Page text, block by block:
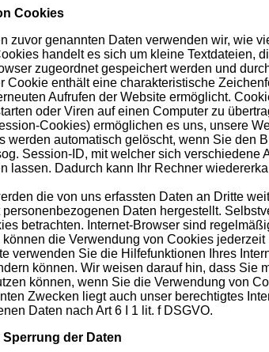
Cookies
zuvor genannten Daten verwenden wir, wie
handelt es sich um kleine Textdateien,
zugeordnet gespeichert werden und
Cookie enthält eine charakteristische
Aufrufen der Website ermöglicht.
oder Viren auf einen Computer zu
Cookies) ermöglichen es uns, unsere
werden automatisch gelöscht, wenn Sie den
Session-ID, mit welcher sich verschiedene
lassen. Dadurch kann Ihr Rechner
die von uns erfassten Daten an Dritte
personenbezogenen Daten hergestellt.
betrachten. Internet-Browser sind
die Verwendung von Cookies
verwenden Sie die Hilfefunktionen Ihres
können. Wir weisen darauf hin, dass Sie
können, wenn Sie die Verwendung von
Zwecken liegt auch unser berechtigtes
Daten nach Art 6 I 1 lit. f DSGVO.
der Daten